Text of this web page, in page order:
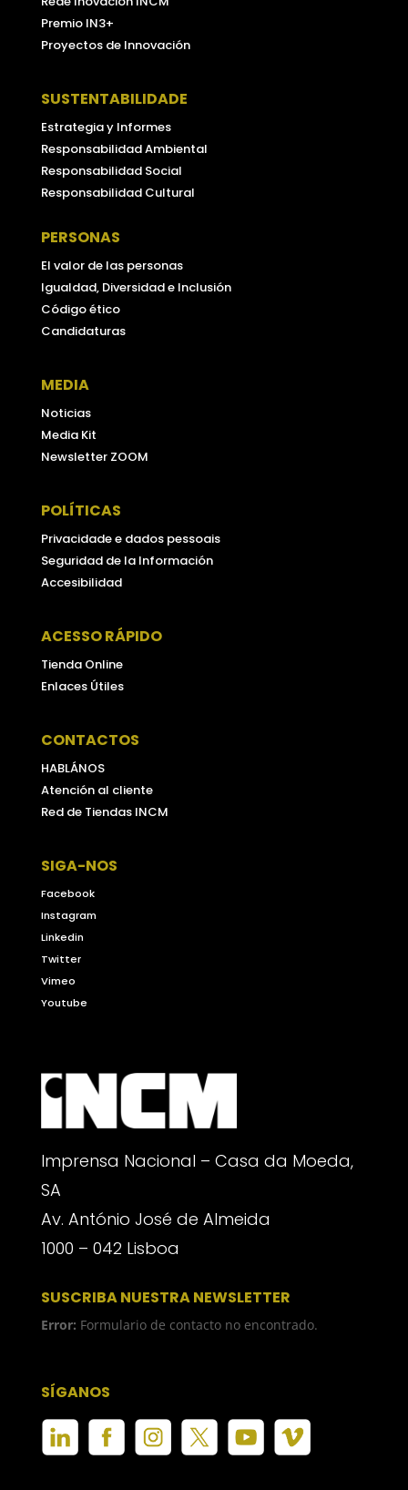
Premio IN3+
Proyectos de Innovación
SUSTENTABILIDADE
Estrategia y Informes
Responsabilidad Ambiental
Responsabilidad Social
Responsabilidad Cultural
PERSONAS
El valor de las personas
Igualdad, Diversidad e Inclusión
Código ético
Candidaturas
MEDIA
Noticias
Media Kit
Newsletter ZOOM
POLÍTICAS
Privacidade e dados pessoais
Seguridad de la Información
Accesibilidad
ACESSO RÁPIDO
Tienda Online
Enlaces Útiles
CONTACTOS
HABLÁNOS
Atención al cliente
Red de Tiendas INCM
SIGA-NOS
Facebook
Instagram
Linkedin
Twitter
Vimeo
Youtube
Imprensa Nacional – Casa da Moeda,
SA
Av. António José de Almeida
1000 – 042 Lisboa
SUSCRIBA NUESTRA NEWSLETTER
Error: Formulario de contacto no encontrado.
SÍGANOS